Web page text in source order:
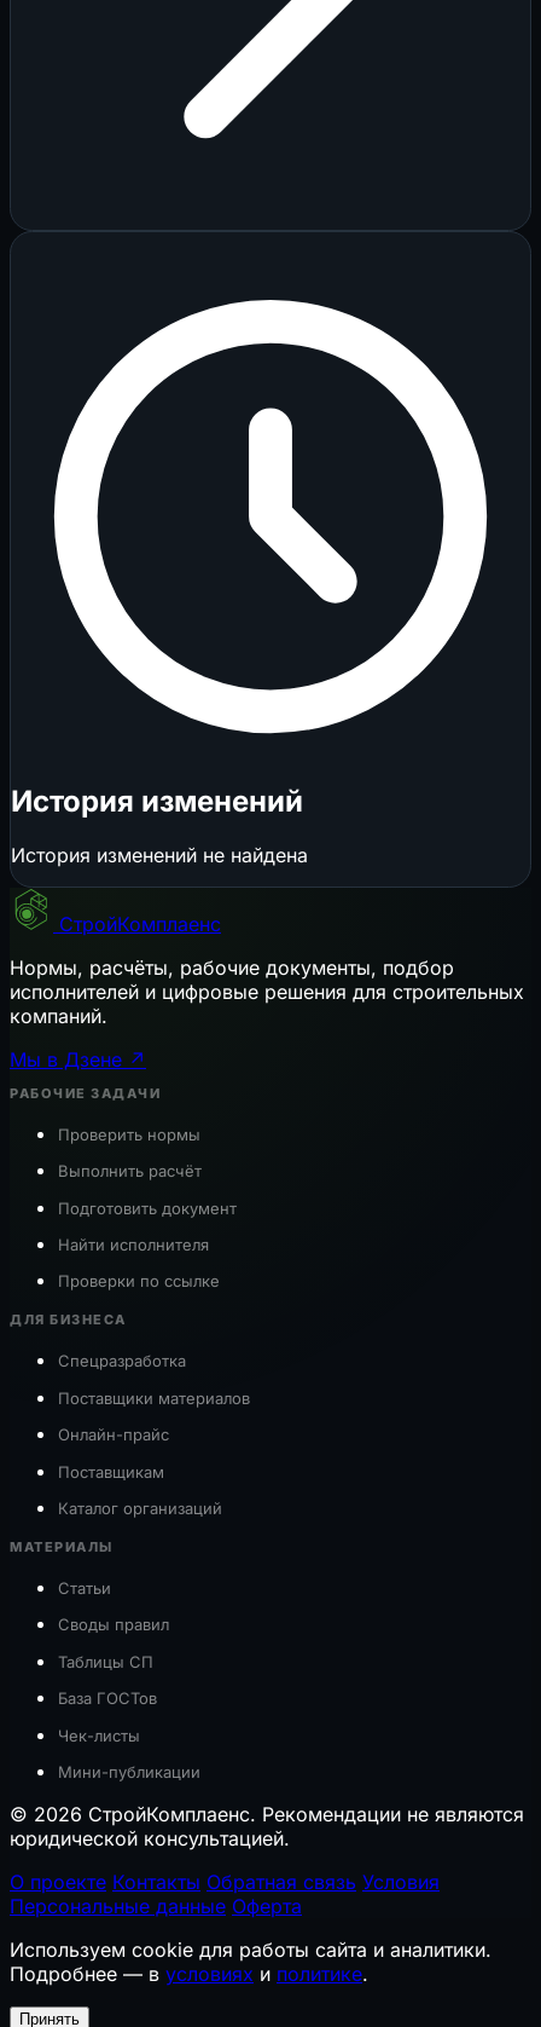
История изменений
История изменений не найдена
СтройКомплаенс
Нормы, расчёты, рабочие документы, подбор
исполнителей и цифровые решения для строительных
компаний.
Мы в Дзене ↗
РАБОЧИЕ ЗАДАЧИ
Проверить нормы
Выполнить расчёт
Подготовить документ
Найти исполнителя
Проверки по ссылке
ДЛЯ БИЗНЕСА
Спецразработка
Поставщики материалов
Онлайн-прайс
Поставщикам
Каталог организаций
МАТЕРИАЛЫ
Статьи
Своды правил
Таблицы СП
База ГОСТов
Чек-листы
Мини-публикации
© 2026 СтройКомплаенс. Рекомендации не являются
юридической консультацией.
О проекте Контакты Обратная связь Условия
Персональные данные Оферта
Используем cookie для работы сайта и аналитики.
Подробнее — в условиях и политике.
Принять